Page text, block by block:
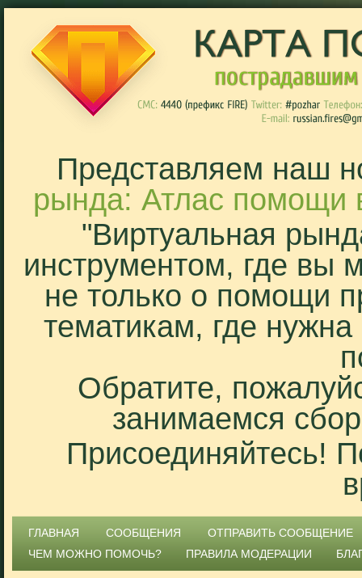
Представляем наш
рында: Атлас помощи
"Виртуальная
инструментом, где вы
не только о помощи
тематикам, где
Обратите,
занимаемся
Присоединяйтесь!
ГЛАВНАЯ СООБЩЕНИЯ
ОТПРАВИТЬ СООБЩЕНИЕ
ЧЕМ МОЖНО ПОМОЧЬ?
ПРАВИЛА МОДЕРАЦИИ